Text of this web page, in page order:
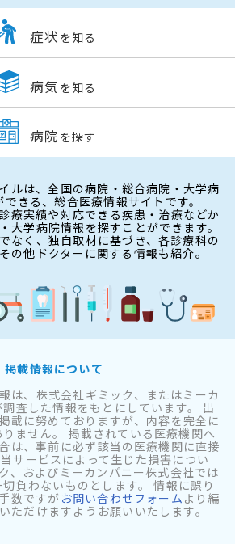
症状 を知る
病気 を知る
病院 を探す
ルは、全国の病院・総合病院・大学病
きる、総合医療情報サイトです。
療実績や対応できる疾患・治療などか
大学病院情報を探すことができます。
なく、独自取材に基づき、各診療科の
の他ドクターに関する情報も紹介。
掲載情報について
は、株式会社ギミック、またはミーカ
査した情報をもとにしています。 出
載に努めておりますが、内容を完全に
ません。 掲載されている医療機関へ
は、事前に必ず該当の医療機関に直接
サービスによって生じた損害につい
、およびミーカンパニー株式会社では
負わないものとします。 情報に誤り
数ですが お問い合わせフォーム より編
ただけますようお願いいたします。